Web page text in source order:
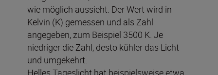
wie möglich aussieht. Der Wert wird in
Kelvin (K) gemessen und als Zahl
angegeben, zum Beispiel 3500 K. Je
niedriger die Zahl, desto kühler das Licht
und umgekehrt.
Helles Tageslicht hat beispielsweise etwa